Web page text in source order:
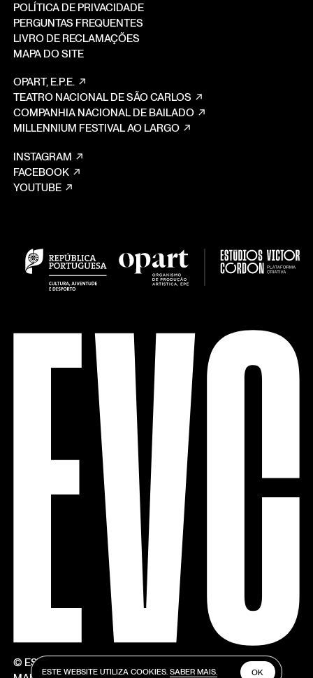
ESTE WEBSITE UTILIZA COOKIES.SABER MAIS. OK
POLÍTICA DE PRIVACIDADE
PERGUNTAS FREQUENTES
LIVRO DE RECLAMAÇÕES
MAPA DO SITE
OPART, E.P.E.
TEATRO NACIONAL DE SÃO CARLOS
COMPANHIA NACIONAL DE BAILADO
MILLENNIUM FESTIVAL AO LARGO
INSTAGRAM
FACEBOOK
YOUTUBE
© ESTÚDIOS VICTOR CÓRDON